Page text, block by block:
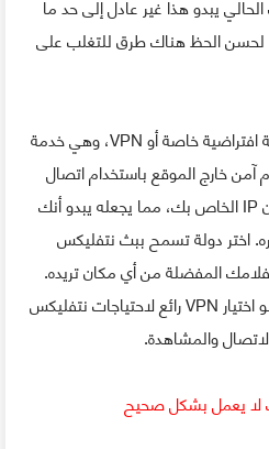
لحسن الحظ هناك طرق للتغلب على
أسهل طريقة هي استخدام شبكة افتراضية خاصة أو VPN، وهي خدمة
خارج الموقع باستخدام اتصال
مشفر. يخفي هذا الاتصال عنوان IP الخاص بك، مما يجعله يبدو أنك
اختر دولة تسمح ببث نتفليكس
المفضلة من أي مكان تريده.
كل ما تريد القيام به بعد ذلك هو اختيار VPN رائع لاحتياجات نتفليكس
والمشاهدة.